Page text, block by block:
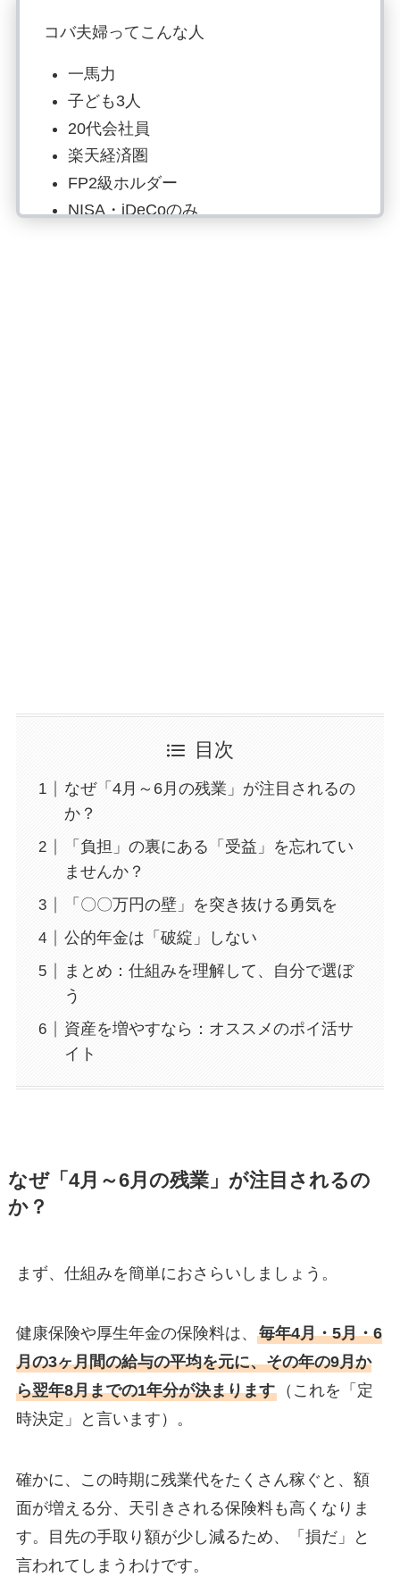
コバ夫婦ってこんな人
一馬力
子ども3人
20代会社員
楽天経済圏
FP2級ホルダー
NISA・iDeCoのみ
目次
なぜ「4月～6月の残業」が注目されるの
か？
「負担」の裏にある「受益」を忘れてい
ませんか？
「〇〇万円の壁」を突き抜ける勇気を
公的年金は「破綻」しない
まとめ：仕組みを理解して、自分で選ぼ
う
資産を増やすなら：オススメのポイ活サ
イト
なぜ「4月～6月の残業」が注目されるの
か？
まず、仕組みを簡単におさらいしましょう。
健康保険や厚生年金の保険料は、 毎年4月・5月・6
月の3ヶ月間の給与の平均を元に、その年の9月か
ら翌年8月までの1年分が決まります（これを「定
時決定」と言います）。
確かに、この時期に残業代をたくさん稼ぐと、額
面が増える分、天引きされる保険料も高くなりま
す。目先の手取り額が少し減るため、「損だ」と
言われてしまうわけです。